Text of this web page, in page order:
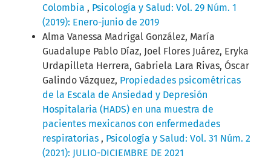
Colombia , Psicología y Salud: Vol. 29 Núm. 1
(2019): Enero-junio de 2019
Alma Vanessa Madrigal González, María
Guadalupe Pablo Díaz, Joel Flores Juárez, Eryka
Urdapilleta Herrera, Gabriela Lara Rivas, Óscar
Galindo Vázquez, Propiedades psicométricas
de la Escala de Ansiedad y Depresión
Hospitalaria (HADS) en una muestra de
pacientes mexicanos con enfermedades
respiratorias , Psicología y Salud: Vol. 31 Núm. 2
(2021): JULIO-DICIEMBRE DE 2021